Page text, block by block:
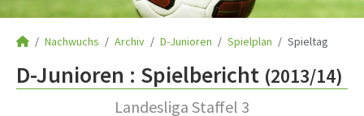
Nachwuchs Archiv D-Junioren Spielplan Spieltag
D-Junioren : Spielbericht (2013/14)
Landesliga Staffel 3